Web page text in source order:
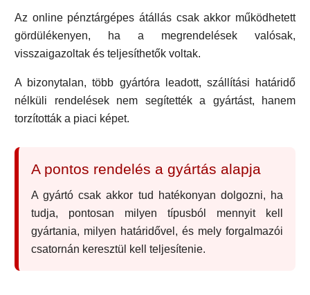
Az online pénztárgépes átállás csak akkor működhetett
gördülékenyen, ha a megrendelések valósak,
visszaigazoltak és teljesíthetők voltak.
A bizonytalan, több gyártóra leadott, szállítási határidő
nélküli rendelések nem segítették a gyártást, hanem
torzították a piaci képet.
A pontos rendelés a gyártás alapja
A gyártó csak akkor tud hatékonyan dolgozni, ha
tudja, pontosan milyen típusból mennyit kell
gyártania, milyen határidővel, és mely forgalmazói
csatornán keresztül kell teljesítenie.